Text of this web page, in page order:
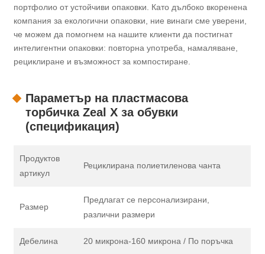
портфолио от устойчиви опаковки. Като дълбоко вкоренена
компания за екологични опаковки, ние винаги сме уверени,
че можем да помогнем на нашите клиенти да постигнат
интелигентни опаковки: повторна употреба, намаляване,
рециклиране и възможност за компостиране.
Параметър на пластмасова
торбичка Zeal X за обувки
(спецификация)
Продуктов
артикул
Рециклирана полиетиленова чанта
Размер
Предлагат се персонализирани,
различни размери
Дебелина 20 микрона-160 микрона / По поръчка